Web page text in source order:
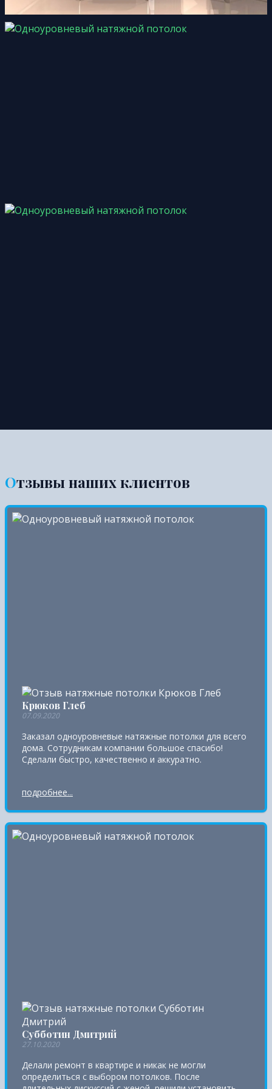
Отзывы наших клиентов
Крюков Глеб
07.09.2020
Заказал одноуровневые натяжные потолки для всего
дома. Сотрудникам компании большое спасибо!
Сделали быстро, качественно и аккуратно.
подробнее...
Субботин Дмитрий
27.10.2020
Делали ремонт в квартире и никак не могли
определиться с выбором потолков. После